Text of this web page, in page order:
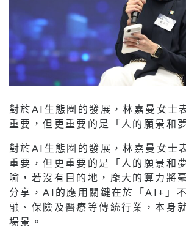
喻，若沒有目的地，龐大的算力將
分享，AI的應用關鍵在於「AI+」
融、保險及醫療等傳統行業，本身
場景。
在人才培育方面，趙汝恒教授指，
發展的成功關鍵在於人才。
在人才培育方面，趙汝恒教授指，
發展的成功關鍵在於人才。他表示
美及歐洲引進大批頂尖學者，並將
「個人興趣主導」轉為「與產業對
國商飛、華為等龍頭企業建立境外
科研成果與產業需求結合。